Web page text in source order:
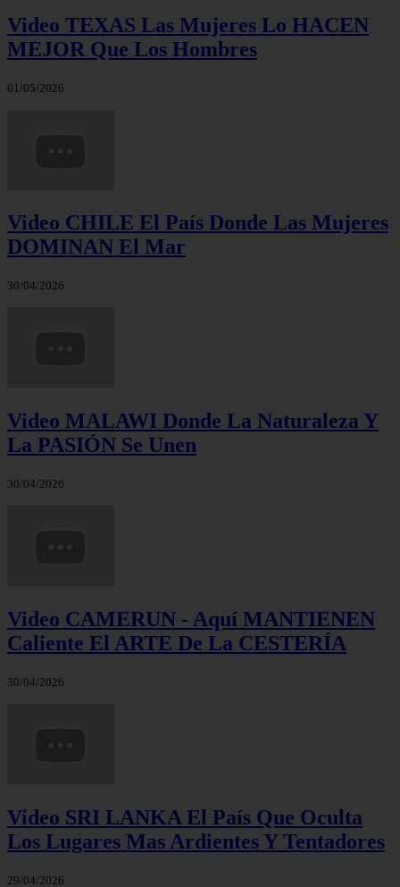
Video TEXAS Las Mujeres Lo HACEN
MEJOR Que Los Hombres
01/05/2026
Video CHILE El País Donde Las Mujeres
DOMINAN El Mar
30/04/2026
Video MALAWI Donde La Naturaleza Y
La PASIÓN Se Unen
30/04/2026
Video CAMERUN - Aquí MANTIENEN
Caliente El ARTE De La CESTERÍA
30/04/2026
Video SRI LANKA El País Que Oculta
Los Lugares Mas Ardientes Y Tentadores
29/04/2026